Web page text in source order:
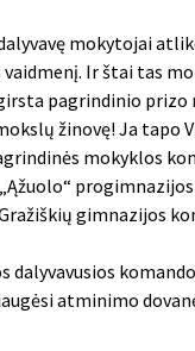
mokytojai
Ir štai tas
pagrindinio prizo
žinovę! Ja tapo
mokyklos
gimnazijos
dalyvavusios
atminimo